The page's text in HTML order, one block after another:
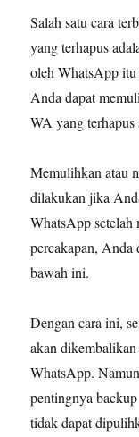
Salah satu cara
yang terhapus
oleh WhatsApp
Anda dapat
WA yang terhapus
Memulihkan atau
dilakukan jika
WhatsApp
percakapan,
bawah ini.
Dengan cara ini,
akan
WhatsApp.
pentingnya
tidak dapat